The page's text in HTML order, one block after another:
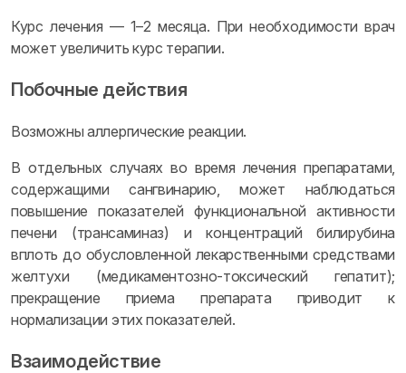
Курс лечения — 1–2 месяца. При необходимости врач
может увеличить курс терапии.
Побочные действия
Возможны аллергические реакции.
В отдельных случаях во время лечения препаратами,
содержащими сангвинарию, может наблюдаться
повышение показателей функциональной активности
печени (трансаминаз) и концентраций билирубина
вплоть до обусловленной лекарственными средствами
желтухи (медикаментозно-токсический гепатит);
прекращение приема препарата приводит к
нормализации этих показателей.
Взаимодействие